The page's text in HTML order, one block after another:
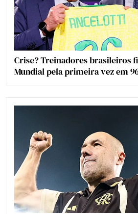
Crise? Treinadores brasileiros
Mundial pela primeira vez em